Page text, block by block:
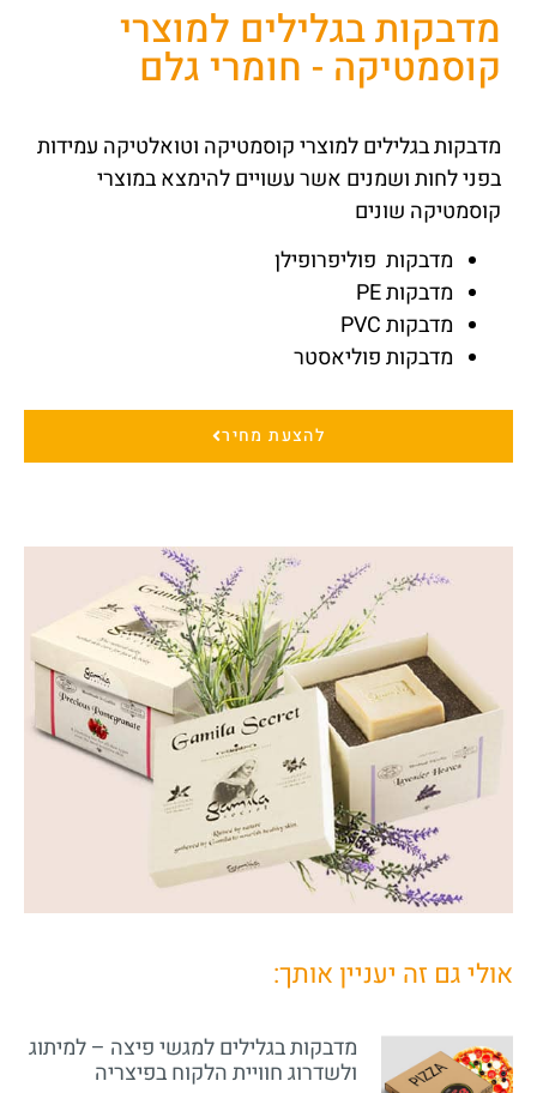
מדבקות בגלילים למוצרי
קוסמטיקה - חומרי גלם
מדבקות בגלילים למוצרי קוסמטיקה וטואלטיקה עמידות
בפני לחות ושמנים אשר עשויים להימצא במוצרי
קוסמטיקה שונים
מדבקות פוליפרופילן
מדבקות PE
מדבקות PVC
מדבקות פוליאסטר
להצעת מחיר
אולי גם זה יעניין אותך:
מדבקות בגלילים למגשי פיצה – למיתוג
ולשדרוג חוויית הלקוח בפיצריה